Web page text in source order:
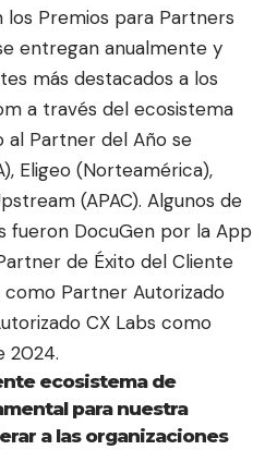
Premios para Partners
entregan anualmente y
más destacados a los
a través del ecosistema
al Partner del Año se
Eligeo (Norteamérica),
(APAC). Algunos de
fueron DocuGen por la App
de Éxito del Cliente
como Partner Autorizado
CX Labs como
2024.
ecosistema de
para nuestra
a las organizaciones